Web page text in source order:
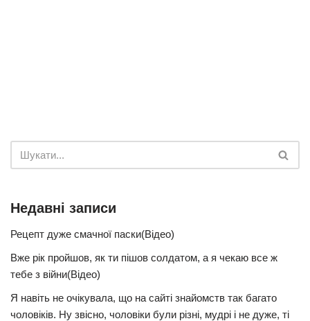
Недавні записи
Рецепт дуже смачної паски(Відео)
Вже рік пройшов, як ти пішов солдатом, а я чекаю все ж
тебе з війни(Відео)
Я навіть не очікувала, що на сайті знайомств так багато
чоловіків. Ну звісно, чоловіки були різні, мудрі і не дуже, ті